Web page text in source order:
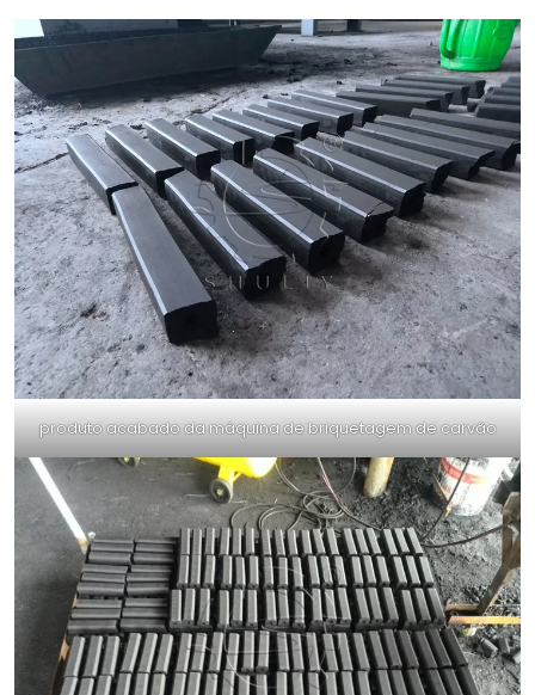
produto acabado da máquina de briquetagem de carvão